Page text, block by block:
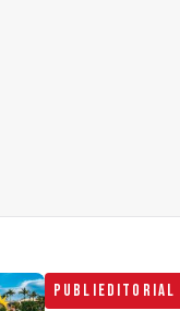
Publieditorial